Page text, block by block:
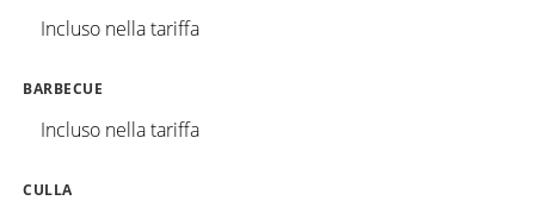
Incluso nella tariffa
BARBECUE
Incluso nella tariffa
CULLA